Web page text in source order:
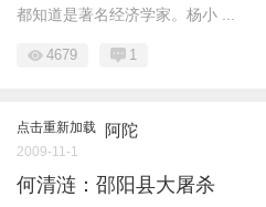
都知道是著名经济学家。杨小 ...
4679 1
点击重新加载 阿陀
2009-11-1
何清涟：邵阳县大屠杀